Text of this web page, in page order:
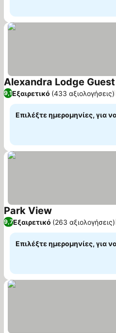
Alexandra Lodge
9,1Εξαιρετικό (433 αξιολογήσεις)
Επιλέξτε ημερομηνίες, για
Park View
9,7Εξαιρετικό (263 αξιολογήσεις)
Επιλέξτε ημερομηνίες, για